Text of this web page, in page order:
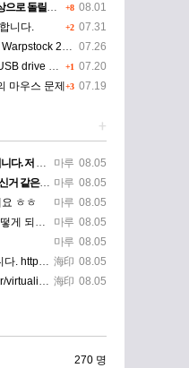
+8 08.01
해야 하는 지요?
+2 07.31
니다.
07.26
2026
+1 07.20
가능한지요?
+3 07.19
마우스 문제
+
마루 08.05
그런거 같은데요.
마루 08.05
폭으로 해 보세요
마루 08.05
ㅎㅎ
마루 08.05
나요?
마루 08.05
海印 08.05
virtualization/…
海印 08.05
vm/dow…
270 명